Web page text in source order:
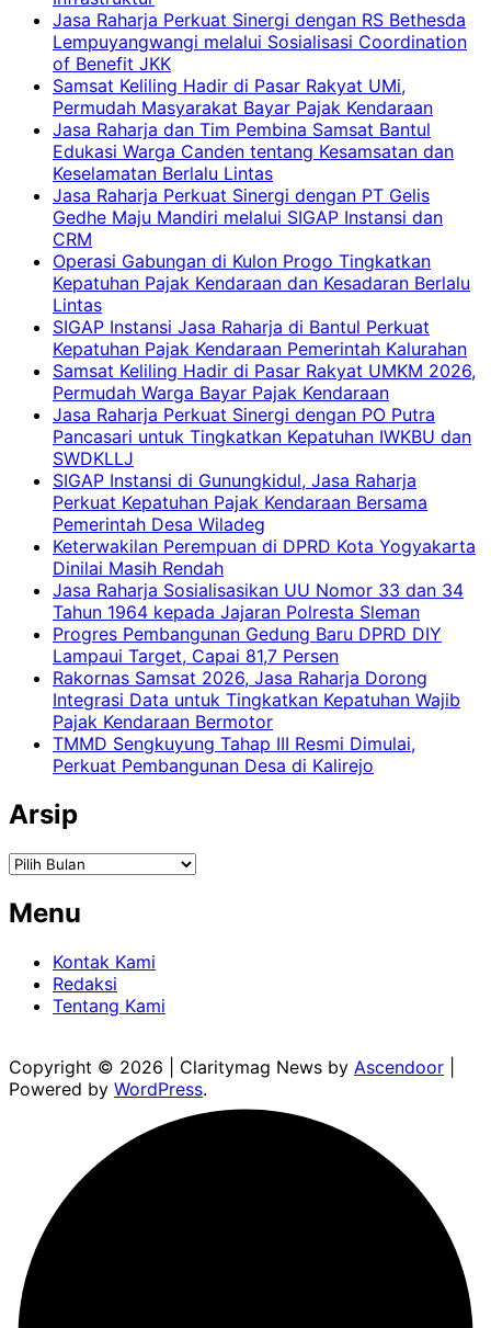
Jasa Raharja Perkuat Sinergi dengan RS Bethesda
Lempuyangwangi melalui Sosialisasi Coordination
of Benefit JKK
Samsat Keliling Hadir di Pasar Rakyat UMi,
Permudah Masyarakat Bayar Pajak Kendaraan
Jasa Raharja dan Tim Pembina Samsat Bantul
Edukasi Warga Canden tentang Kesamsatan dan
Keselamatan Berlalu Lintas
Jasa Raharja Perkuat Sinergi dengan PT Gelis
Gedhe Maju Mandiri melalui SIGAP Instansi dan
CRM
Operasi Gabungan di Kulon Progo Tingkatkan
Kepatuhan Pajak Kendaraan dan Kesadaran Berlalu
Lintas
SIGAP Instansi Jasa Raharja di Bantul Perkuat
Kepatuhan Pajak Kendaraan Pemerintah Kalurahan
Samsat Keliling Hadir di Pasar Rakyat UMKM 2026,
Permudah Warga Bayar Pajak Kendaraan
Jasa Raharja Perkuat Sinergi dengan PO Putra
Pancasari untuk Tingkatkan Kepatuhan IWKBU dan
SWDKLLJ
SIGAP Instansi di Gunungkidul, Jasa Raharja
Perkuat Kepatuhan Pajak Kendaraan Bersama
Pemerintah Desa Wiladeg
Keterwakilan Perempuan di DPRD Kota Yogyakarta
Dinilai Masih Rendah
Jasa Raharja Sosialisasikan UU Nomor 33 dan 34
Tahun 1964 kepada Jajaran Polresta Sleman
Progres Pembangunan Gedung Baru DPRD DIY
Lampaui Target, Capai 81,7 Persen
Rakornas Samsat 2026, Jasa Raharja Dorong
Integrasi Data untuk Tingkatkan Kepatuhan Wajib
Pajak Kendaraan Bermotor
TMMD Sengkuyung Tahap III Resmi Dimulai,
Perkuat Pembangunan Desa di Kalirejo
Arsip
Arsip
Menu
Kontak Kami
Redaksi
Tentang Kami
Copyright © 2026 | Claritymag News by Ascendoor
Powered by WordPress.